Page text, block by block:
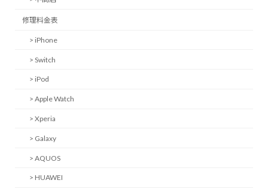
修理料金表
> iPhone
> Switch
> iPod
> Apple Watch
> Xperia
> Galaxy
> AQUOS
> HUAWEI